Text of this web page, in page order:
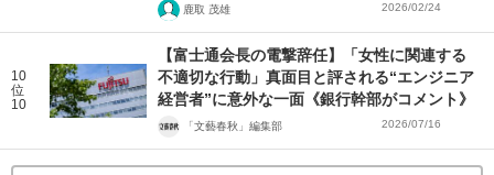
鹿取 茂雄 2026/02/24
10
位
10
【富士通会長の電撃辞任】「女性に関連する
不適切な行動」真面目と評される“エンジニア
経営者”に意外な一面《銀行幹部がコメント》
「文藝春秋」編集部 2026/07/16